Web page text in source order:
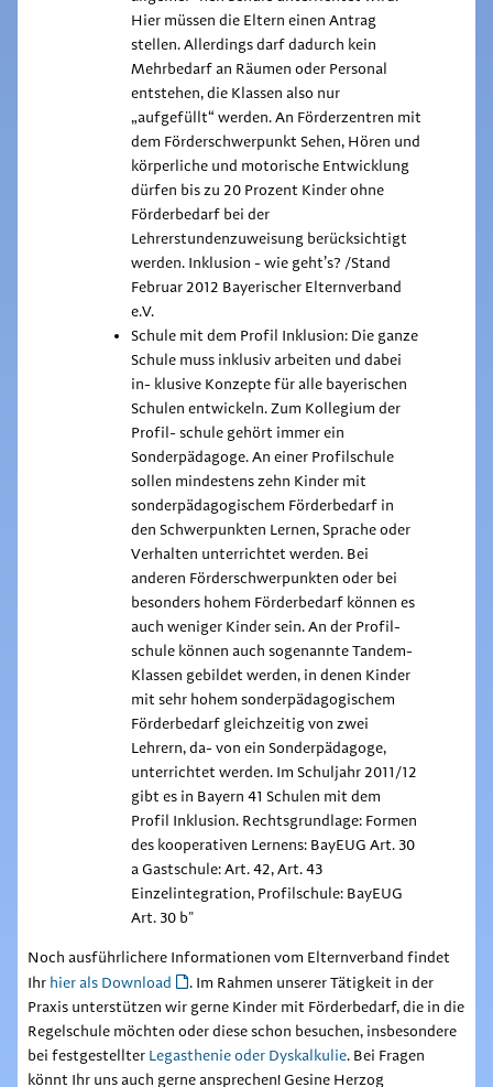
Hier müssen die Eltern einen Antrag
stellen. Allerdings darf dadurch kein
Mehrbedarf an Räumen oder Personal
entstehen, die Klassen also nur
„aufgefüllt“ werden. An Förderzentren mit
dem Förderschwerpunkt Sehen, Hören und
körperliche und motorische Entwicklung
dürfen bis zu 20 Prozent Kinder ohne
Förderbedarf bei der
Lehrerstundenzuweisung berücksichtigt
werden. Inklusion - wie geht’s? /Stand
Februar 2012 Bayerischer Elternverband
e.V.
Schule mit dem Profil Inklusion: Die ganze
Schule muss inklusiv arbeiten und dabei
in- klusive Konzepte für alle bayerischen
Schulen entwickeln. Zum Kollegium der
Profil- schule gehört immer ein
Sonderpädagoge. An einer Profilschule
sollen mindestens zehn Kinder mit
sonderpädagogischem Förderbedarf in
den Schwerpunkten Lernen, Sprache oder
Verhalten unterrichtet werden. Bei
anderen Förderschwerpunkten oder bei
besonders hohem Förderbedarf können es
auch weniger Kinder sein. An der Profil-
schule können auch sogenannte Tandem-
Klassen gebildet werden, in denen Kinder
mit sehr hohem sonderpädagogischem
Förderbedarf gleichzeitig von zwei
Lehrern, da- von ein Sonderpädagoge,
unterrichtet werden. Im Schuljahr 2011/12
gibt es in Bayern 41 Schulen mit dem
Profil Inklusion. Rechtsgrundlage: Formen
des kooperativen Lernens: BayEUG Art. 30
a Gastschule: Art. 42, Art. 43
Einzelintegration, Profilschule: BayEUG
Art. 30 b"
Noch ausführlichere Informationen vom Elternverband findet
Ihr hier als Download
. Im Rahmen unserer Tätigkeit in der
Praxis unterstützen wir gerne Kinder mit Förderbedarf, die in die
Regelschule möchten oder diese schon besuchen, insbesondere
bei festgestellter Legasthenie oder Dyskalkulie. Bei Fragen
könnt Ihr uns auch gerne ansprechen! Gesine Herzog